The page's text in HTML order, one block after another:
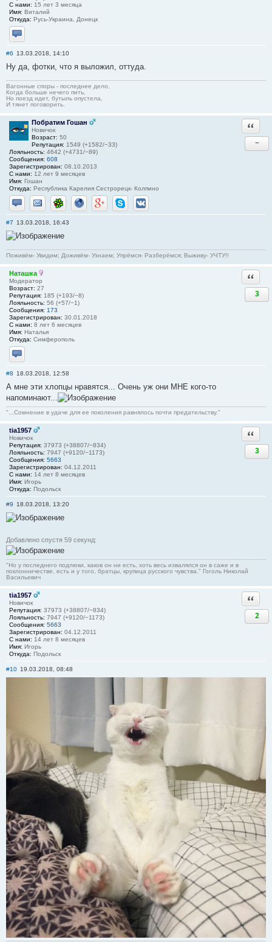
С нами: 15 лет 3 месяца
Имя: Виталий
Откуда: Русь-Украина, Донецк
Отправить личное сообщение
#6 13.03.2018, 14:10
Ну да, фотки, что я выложил, оттуда.
Вагонные споры - последнее дело,
Когда больше нечего пить,
Но поезд идет, бутыль опустела,
И тянет поговорить.
Побратим Гошан
Новичок
Возраст: 50
Репутация: 1549 (+1582/−33)
Лояльность: 4642 (+4731/−89)
Сообщения: 608
Зарегистрирован: 08.10.2013
С нами: 12 лет 9 месяцев
Имя: Гошан
Откуда: Республика Карелия Сестрорецк- Колпино
Отправить личное сообщение
Отправить email
ICQ СайтGoogle+SkypeВКонтакте
−
#7 13.03.2018, 16:43
Поживём- Увидим; Доживём- Узнаем; Упрёмся- Разберёмся; Выживу- УЧТУ!!
Наташка
Модератор
Возраст: 27
Репутация: 185 (+193/−8)
Лояльность: 56 (+57/−1)
Сообщения: 173
Зарегистрирован: 30.01.2018
С нами: 8 лет 6 месяцев
Имя: Наталья
Откуда: Симферополь
Отправить личное сообщение
3
#8 18.03.2018, 12:58
А мне эти хлопцы нравятся... Очень уж они МНЕ кого-то
напоминают...
"...Сомнение в удаче для ее поколения равнялось почти предательству."
tia1957
Новичок
Репутация: 37973 (+38807/−834)
Лояльность: 7947 (+9120/−1173)
Сообщения: 5663
Зарегистрирован: 04.12.2011
С нами: 14 лет 8 месяцев
Имя: Игорь
Откуда: Подольск
3
#9 18.03.2018, 13:20
Добавлено спустя 59 секунд:
"Но у последнего подлюки, каков он ни есть, хоть весь извалялся он в саже и в
поклонничестве, есть и у того, братцы, крупица русского чувства." Гоголь Николай
Васильевич
tia1957
Новичок
Репутация: 37973 (+38807/−834)
Лояльность: 7947 (+9120/−1173)
Сообщения: 5663
Зарегистрирован: 04.12.2011
С нами: 14 лет 8 месяцев
Имя: Игорь
Откуда: Подольск
2
#10 19.03.2018, 08:48